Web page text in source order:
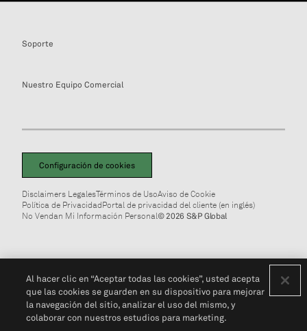
Soporte
Nuestro Equipo Comercial
Configuración de cookies
Disclaimers LegalesTérminos de UsoAviso de Cookie
Política de PrivacidadPortal de privacidad del cliente (en inglés)
No Vendan Mi Información Personal© 2026 S&P Global
Al hacer clic en “Aceptar todas las cookies”, usted acepta
que las cookies se guarden en su dispositivo para mejorar
la navegación del sitio, analizar el uso del mismo, y
colaborar con nuestros estudios para marketing.